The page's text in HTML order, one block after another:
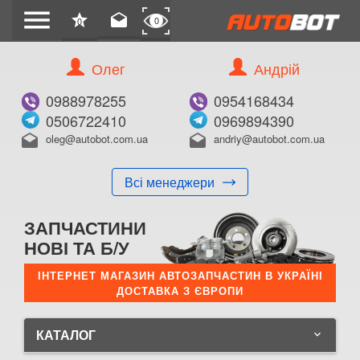
menu star
0 drafts 0
Олег
0988978255
0506722410
drafts oleg@autobot.com.ua
Всі менеджери
Андрій
0954168434
0969894390
drafts andriy@autobot.com.ua
ЗАПЧАСТИНИ
НОВІ ТА Б/У
ІНТЕРНЕТ МАГАЗИН АВТОЗАПЧАСТИН В УКРАЇНІ
ДОСТАВКА З ЄВРОПИ
КАТАЛОГ keyboard_arrow_down